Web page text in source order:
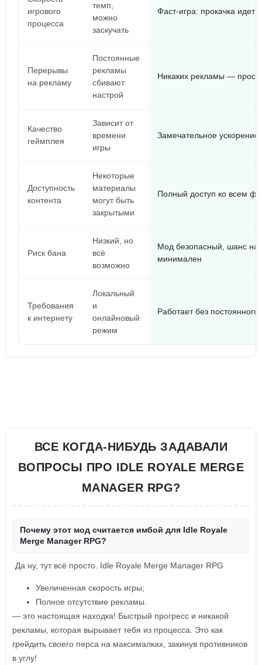
игрового
процесса
темп,
можно
заскучать
Фаст-игра: прокачка идет
Перерывы
на рекламу
Постоянные
рекламы
сбивают
настрой
Никаких рекламы —
Качество
геймплея
Зависит от
времени
игры
Замечательное ускорение
Доступность
контента
Некоторые
материалы
могут быть
закрытыми
Полный доступ ко всем
Риск бана
Низкий, но
всё
возможно
Мод безопасный, шанс на
минимален
Требования
к интернету
Локальный
и
онлайновый
режим
Работает без постоянного
ВСЕ КОГДА-НИБУДЬ ЗАДАВАЛИ
ВОПРОСЫ ПРО IDLE ROYALE MERGE
MANAGER RPG?
Почему этот мод считается имбой для Idle Royale
Merge Manager RPG?
Да ну, тут всё просто. Idle Royale Merge Manager RPG
Увеличенная скорость игры;
Полное отсутствие рекламы.
— это настоящая находка! Быстрый прогресс и никакой
рекламы, которая вырывает тебя из процесса. Это как
грейдить своего перса на максималках, закинув противников
в углу!